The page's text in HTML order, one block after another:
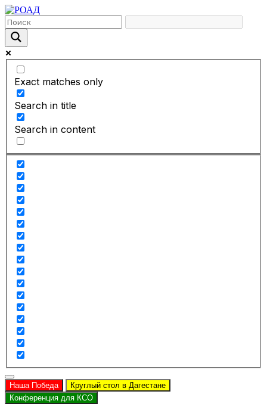
Exact matches only
Search in title
Search in content
Наша Победа
Круглый стол в Дагестане
Конференция для КСО